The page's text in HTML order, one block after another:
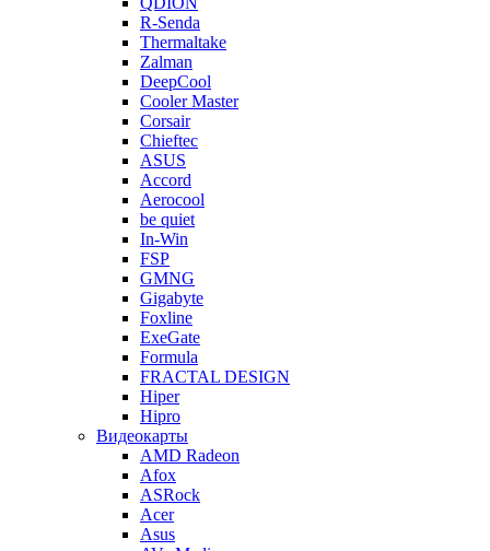
R-Senda
Thermaltake
Zalman
DeepCool
Cooler Master
Corsair
Chieftec
ASUS
Accord
Aerocool
be quiet
In-Win
FSP
GMNG
Gigabyte
Foxline
ExeGate
Formula
FRACTAL DESIGN
Hiper
Hipro
Видеокарты
AMD Radeon
Afox
ASRock
Acer
Asus